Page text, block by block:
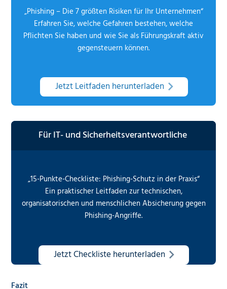
„Phishing – Die 7 größten Risiken für Ihr Unternehmen“
Erfahren Sie, welche Gefahren bestehen, welche
Pflichten Sie haben und wie Sie als Führungskraft aktiv
gegensteuern können.
Jetzt Leitfaden herunterladen
Für IT- und Sicherheitsverantwortliche
„15-Punkte-Checkliste: Phishing-Schutz in der Praxis“
Ein praktischer Leitfaden zur technischen,
organisatorischen und menschlichen Absicherung gegen
Phishing-Angriffe.
Jetzt Checkliste herunterladen
Fazit